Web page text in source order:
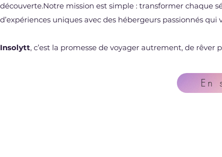
découverte.Notre mission est simple : transformer chaque
d’expériences uniques avec des hébergeurs passionnés
Insolytt, c’est la promesse de voyager autrement, de rêver
En